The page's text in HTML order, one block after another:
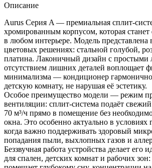
Описание
Aurus Серия A — премиальная
хромированным корпусом, которая
в любом интерьере. Модель представлена
цветовых решениях: стальной голубой,
платина. Лаконичный дизайн с простыми
отсутствием лишних деталей воплощает
минимализма — кондиционер
детскую комнату, не нарушая её эстетику.
Особое преимущество модели — режим
вентиляции: сплит‑система подаёт
70 м³/ч прямо в помещение без
окна. Это особенно актуально в условиях
когда важно поддерживать здоровый
попадания пыли, выхлопных газов и
Беззвучная работа устройства делает его
для спален, детских комнат и рабочих